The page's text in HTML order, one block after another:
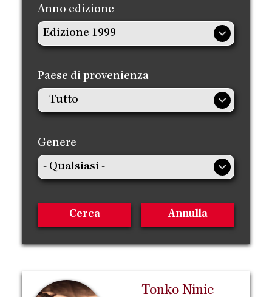
Tonko Ninic
Anno edizione
Paese di provenienza
Genere